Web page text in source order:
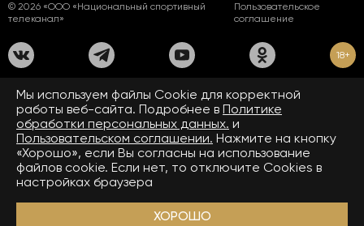
© 2026 «ООО «Национальный спортивный
телеканал»
Пользовательское
соглашение
18+
На сайте применяются рекомендательные технологии. Подробнее
Правилах применения рекомендательных технологий.
Средство массовой информации сетевое издание «www.matchtv.ru»
зарегистрировано Федеральной службой по надзору в сфере связи,
информационных технологий и массовых коммуникаций (Роскомнадзор).
Свидетельство о регистрации средства массовой информации ЭЛ № ФС 77 - 72390
от 28.02.2018. Название — www.matchtv.ru.
Учредитель (соучредители) СМИ сетевого издания «www.matchtv.ru»: ООО
«Национальный спортивный телеканал», главный редактор СМИ сетевого издания
сетевого издания «www.matchtv.ru»:matchtv@matchtv.ru
Мы используем файлы Сookie для корректной
работы веб-сайта. Подробнее в Политике
обработки персональных данных. и
Пользовательском соглашении. Нажмите на кнопку
«Хорошо», если Вы согласны на использование
файлов cookie. Если нет, то отключите Cookies в
настройках браузера
ХОРОШО